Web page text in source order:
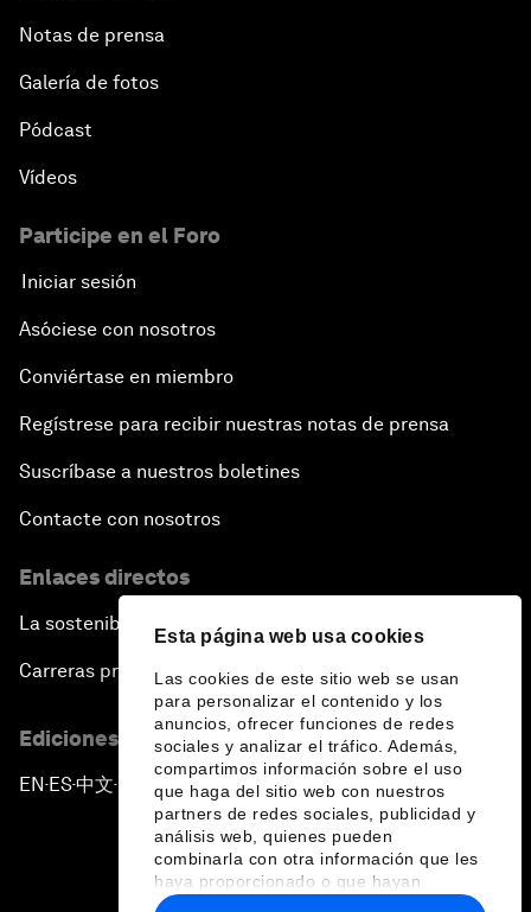
Esta página web usa cookies
Las cookies de este sitio web se usan
para personalizar el contenido y los
anuncios, ofrecer funciones de redes
sociales y analizar el tráfico. Además,
compartimos información sobre el uso
que haga del sitio web con nuestros
partners de redes sociales, publicidad y
análisis web, quienes pueden
combinarla con otra información que les
haya proporcionado o que hayan
recopilado a partir del uso que haya
Notas de prensa
Galería de fotos
Pódcast
Vídeos
Participe en el Foro
Iniciar sesión
Asóciese con nosotros
Conviértase en miembro
Regístrese para recibir nuestras notas de prensa
Suscríbase a nuestros boletines
Contacte con nosotros
Enlaces directos
La sostenibilidad en el Foro
Carreras profesionales
Ediciones en otros idiomas
EN ▪ES▪中文▪ 日本語